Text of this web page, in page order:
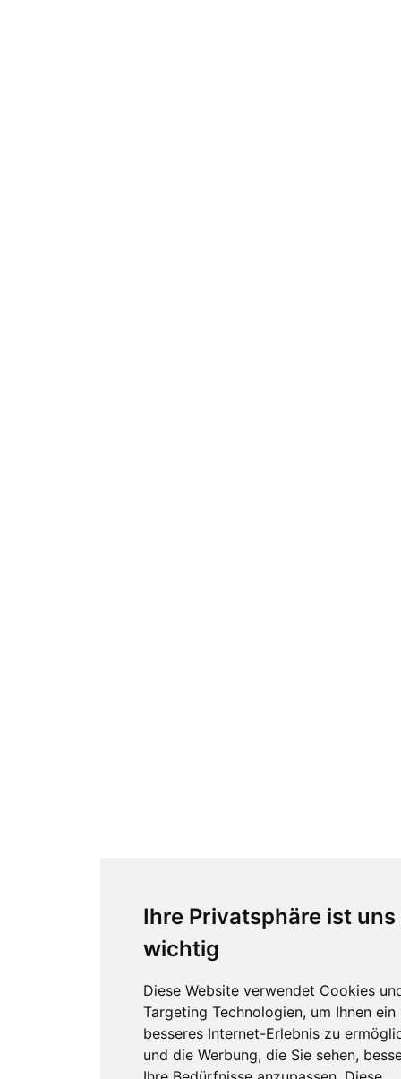
Ihre Privatsphäre ist uns
wichtig
Diese Website verwendet Cookies
Targeting Technologien, um Ihnen ein
besseres Internet-Erlebnis zu
und die Werbung, die Sie sehen,